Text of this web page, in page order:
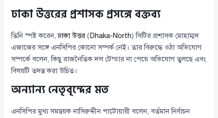
ঢাকা উত্তরের প্রশাসক প্রসঙ্গে বক্তব্য
তিনি স্পষ্ট করেন,ঢাকা উত্তর ( Dhaka-North) সিটির প্রশাসক মোহাম্মদ
এজাজের সঙ্গে এনসিপির কোনো সম্পর্ক নেই। তার বিরুদ্ধে ওঠা অভিযোগ
সম্পর্কে বলেন, কিছু রাজনৈতিক দল টেন্ডার না পেয়ে অভিযোগ তুলছে এবং
বিষয়টি তদন্ত করা উচিত।
অন্যান্য নেতৃবৃন্দের মত
এনসিপির মুখ্য সমন্বয়ক নাসিরুদ্দীন পাটোয়ারী বলেন, বর্তমান নির্বাচন